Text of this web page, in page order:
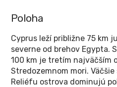
Poloha
Cyprus leží približne 75 km
severne od brehov Egypta.
100 km je tretím najväčším
Stredozemnom mori.
Reliéfu ostrova dominujú